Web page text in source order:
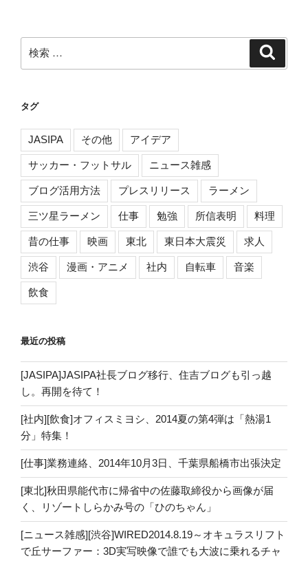
検
索:
タグ
JASIPA その他 アイデア
サッカー・フットサル ニュース雑感
ブログ活用方法 プレスリリース ラーメン
三ツ星ラーメン 仕事 勉強 所信表明 料理
昔の仕事 映画 東北 東日本大震災 求人
渋谷 漫画・アニメ 社内 自転車 音楽
飲食
最近の投稿
[JASIPA]JASIPA社長ブログ移行、住吉ブログも引っ越
し。再開を待て！
[社内][飲食]オフィスミヨシ、2014夏の第4弾は「熱湯1
分」特集！
[仕事]業務連絡、2014年10月3日、千葉県船橋市出張決定
[東北]秋田県能代市に帰省中の佐藤取締役から画像が届
く、リゾートしらかみ号の「ひのちゃん」
[ニュース雑感][渋谷]WIRED2014.8.19～オキュラスリフト
で丘サーファー：3D実写映像で誰でも大波に乗れるチャ